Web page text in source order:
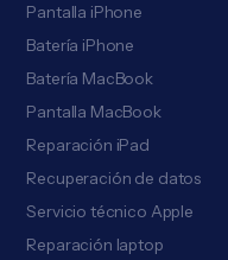
Pantalla iPhone
Batería iPhone
Batería MacBook
Pantalla MacBook
Reparación iPad
Recuperación de datos
Servicio técnico Apple
Reparación laptop